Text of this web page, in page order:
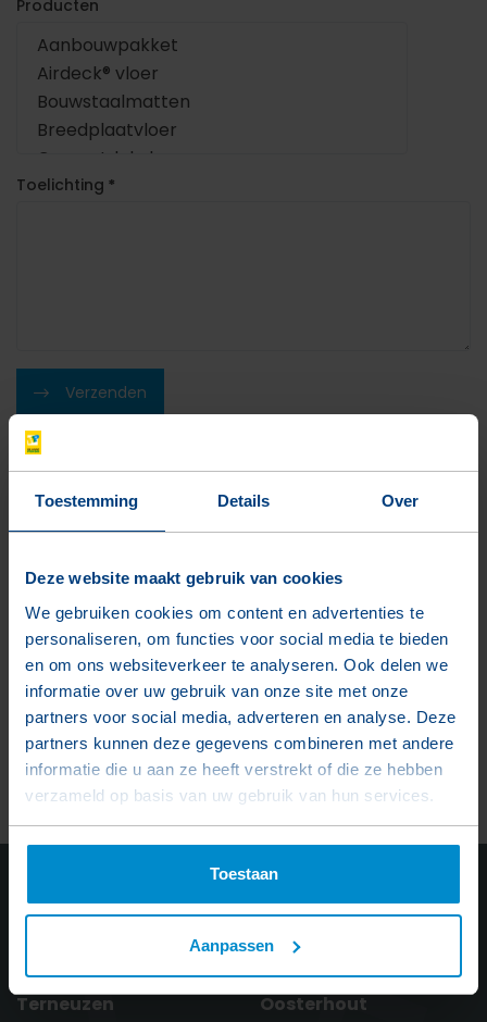
Toestemming Details Over
Deze website maakt gebruik van cookies
We gebruiken cookies om content en advertenties te
personaliseren, om functies voor social media te bieden
en om ons websiteverkeer te analyseren. Ook delen we
informatie over uw gebruik van onze site met onze
partners voor social media, adverteren en analyse. Deze
partners kunnen deze gegevens combineren met andere
informatie die u aan ze heeft verstrekt of die ze hebben
verzameld op basis van uw gebruik van hun services.
Toestaan
Aanpassen
Producten
Toelichting *
Verzenden
De Hoop Pekso
Home
Projecten
Diensten
E-learning
Downloads
Easy order
Vestigingen
Terneuzen Oosterhout